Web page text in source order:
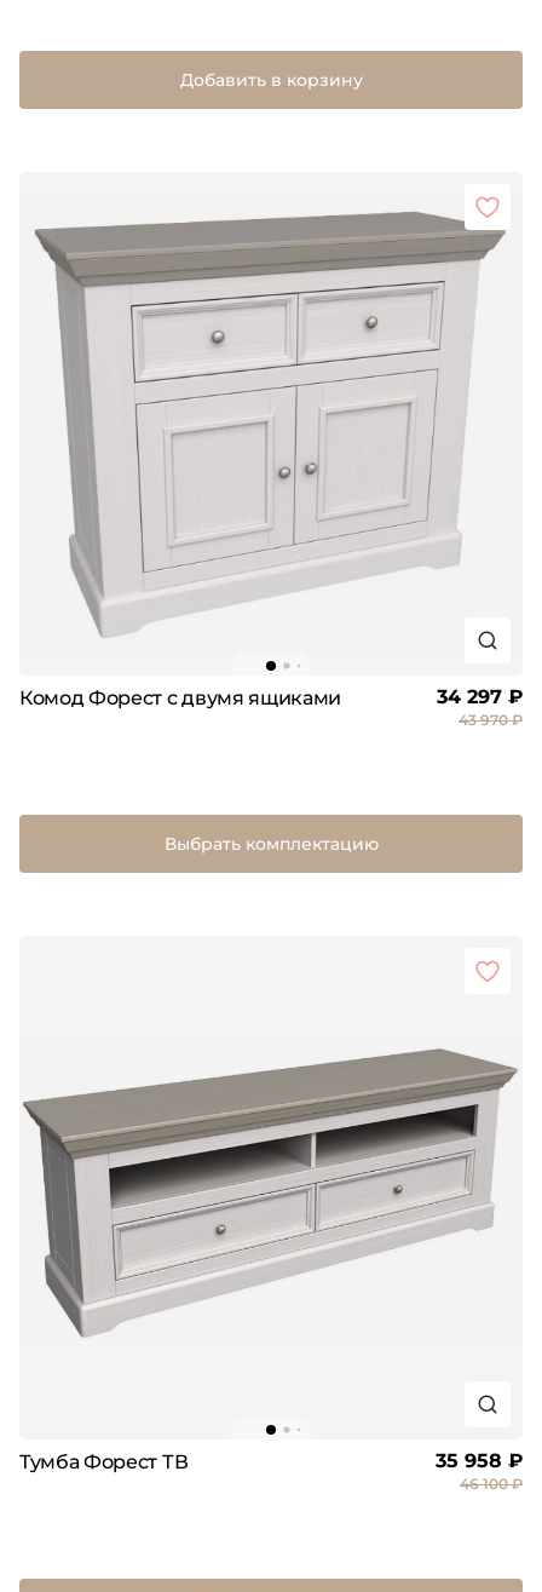
Добавить в корзину
Комод Форест с двумя ящиками 34 297 ₽
43 970 ₽
Выбрать комплектацию
Тумба Форест ТВ 35 958 ₽
46 100 ₽